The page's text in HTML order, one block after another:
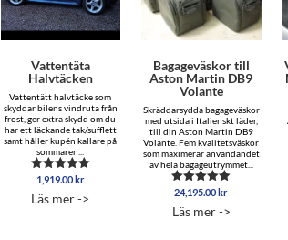
Vattentäta
Halvtäcken
Vattentätt halvtäcke som
skyddar bilens vindruta från
frost, ger extra skydd om du
har ett läckande tak/sufflett
samt håller kupén kallare på
sommaren...
Betygsatt
av 5
1,919.00kr
Läs mer ->
Bagageväskor till
Aston Martin DB9
Volante
Skräddarsydda bagageväskor
med utsida i Italienskt läder,
till din Aston Martin DB9
Volante. Fem kvalitetsväskor
som maximerar användandet
av hela bagageutrymmet...
Betygsatt
av 5
24,195.00kr
Läs mer ->